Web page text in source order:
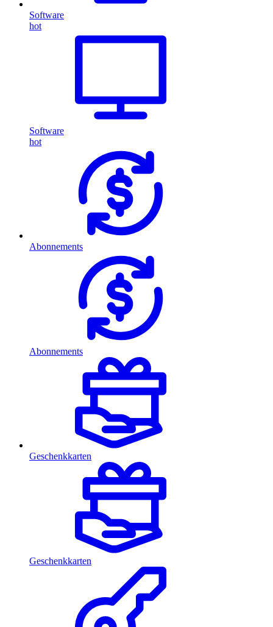
Software
hot
Software
hot
Abonnements
Abonnements
Geschenkkarten
Geschenkkarten